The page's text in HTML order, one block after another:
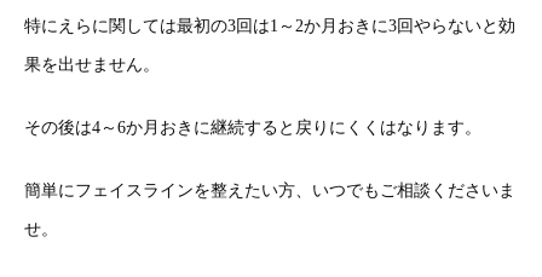
特にえらに関しては最初の3回は1～2か月おきに3回やらないと効
果を出せません。
その後は4～6か月おきに継続すると戻りにくくはなります。
簡単にフェイスラインを整えたい方、いつでもご相談くださいま
せ。